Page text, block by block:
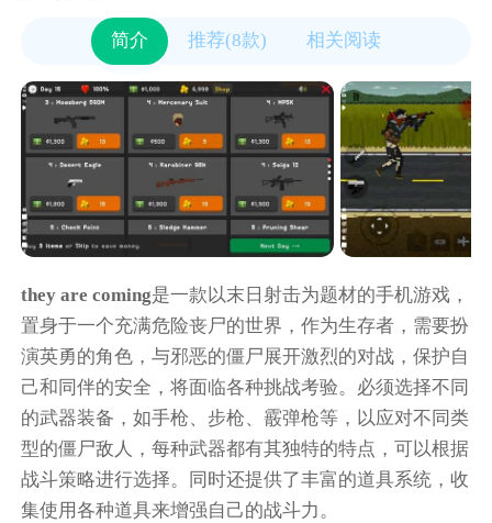
简介 推荐(8款) 相关阅读
they are coming是一款以末日射击为题材的手机游戏，
置身于一个充满危险丧尸的世界，作为生存者，需要扮
演英勇的角色，与邪恶的僵尸展开激烈的对战，保护自
己和同伴的安全，将面临各种挑战考验。必须选择不同
的武器装备，如手枪、步枪、霰弹枪等，以应对不同类
型的僵尸敌人，每种武器都有其独特的特点，可以根据
战斗策略进行选择。同时还提供了丰富的道具系统，收
集使用各种道具来增强自己的战斗力。